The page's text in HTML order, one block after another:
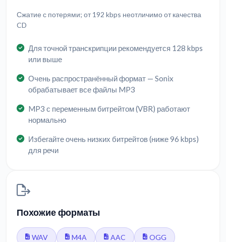
Сжатие с потерями; от 192 kbps неотличимо от качества
CD
Для точной транскрипции рекомендуется 128 kbps
или выше
Очень распространённый формат — Sonix
обрабатывает все файлы MP3
MP3 с переменным битрейтом (VBR) работают
нормально
Избегайте очень низких битрейтов (ниже 96 kbps)
для речи
Похожие форматы
WAV M4A AAC OGG